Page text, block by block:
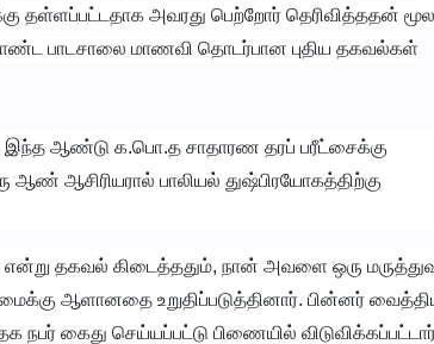
தள்ளப்பட்டதாக அவரது பெற்றோர் தெரிவித்ததன்
பாடசாலை மாணவி தொடர்பான புதிய தகவல்கள்
இந்த ஆண்டு க.பொ.த சாதாரண தரப் பரீட்சைக்கு
ஆசிரியரால் பாலியல் துஷ்பிரயோகத்திற்கு
தகவல் கிடைத்ததும், நான் அவளை ஒரு
ஆளானதை உறுதிப்படுத்தினார். பின்னர்
கைது செய்யப்பட்டு பிணையில்